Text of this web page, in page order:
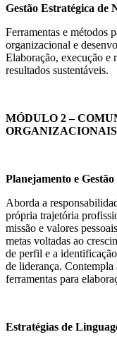
Gestão Estratégica de
Ferramentas e métodos
organizacional e
Elaboração, execução e
resultados sustentáveis.
MÓDULO 2 –
ORGANIZACIONAIS
Planejamento e
Aborda a
própria trajetória
missão e valores
metas voltadas ao
de perfil e a
de liderança. Contempla
ferramentas para
Estratégias de